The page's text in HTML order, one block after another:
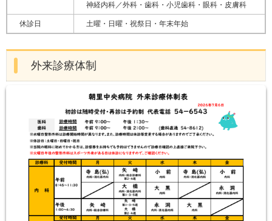
神経内科／外科・歯科・小児歯科・眼科・皮膚科
休診日 土曜・日曜・祝祭日・年末年始
外来診療体制